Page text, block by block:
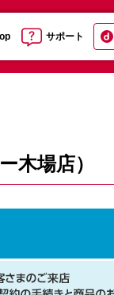
サポート
木場店）